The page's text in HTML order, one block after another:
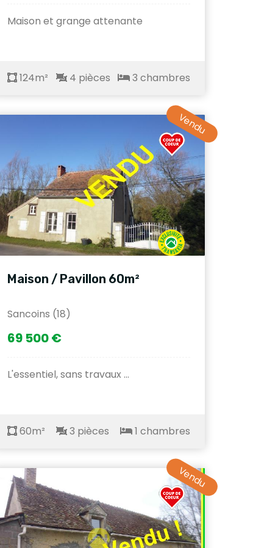
Maison et grange attenante
124m² 4 pièces 3 chambres
Vendu
Maison / Pavillon 60m²
Sancoins (18)
69 500 €
L'essentiel, sans travaux ...
60m² 3 pièces 1 chambres
Vendu